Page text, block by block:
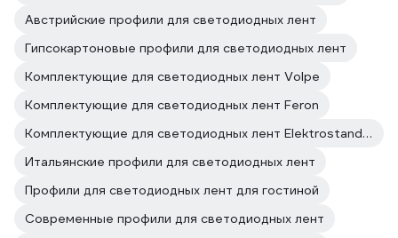
Австрийские профили для светодиодных лент
Гипсокартоновые профили для светодиодных лент
Комплектующие для светодиодных лент Volpe
Комплектующие для светодиодных лент Feron
Комплектующие для светодиодных лент Elektrostandard
Итальянские профили для светодиодных лент
Профили для светодиодных лент для гостиной
Современные профили для светодиодных лент